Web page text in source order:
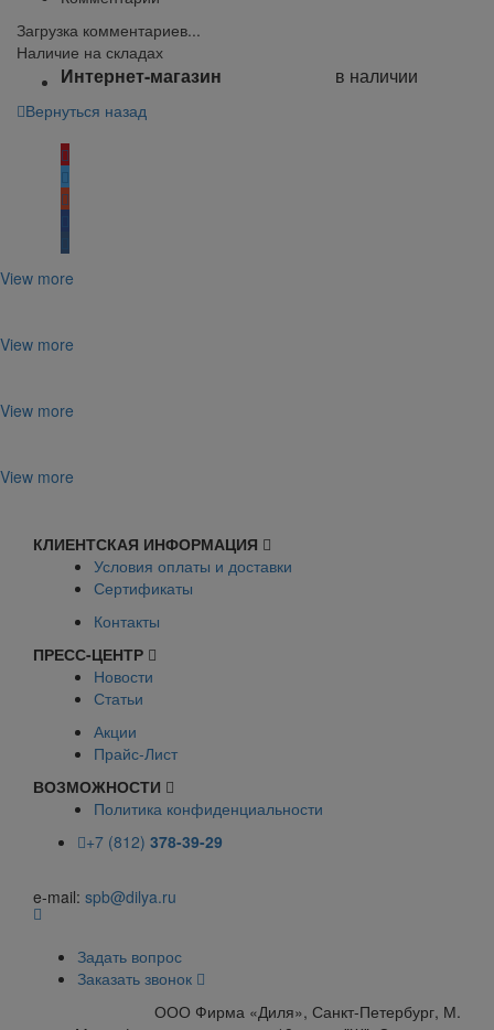
Загрузка комментариев...
Наличие на складах
Интернет-магазин в наличии
Вернуться назад
View more
View more
View more
View more
КЛИЕНТСКАЯ ИНФОРМАЦИЯ
Условия оплаты и доставки
Сертификаты
Контакты
ПРЕСС-ЦЕНТР
Новости
Статьи
Акции
Прайс-Лист
ВОЗМОЖНОСТИ
Политика конфиденциальности
+7 (812) 378-39-29
e-mail: spb@dilya.ru
Задать вопрос
Заказать звонок
ООО Фирма «Диля», Санкт-Петербург, М.